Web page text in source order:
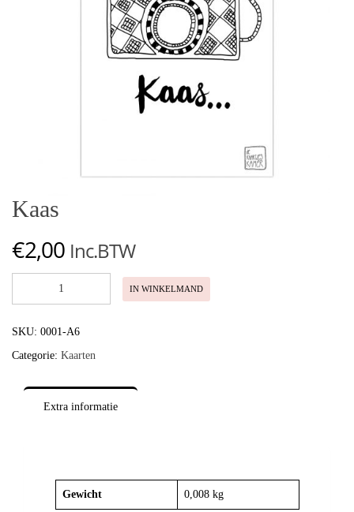
Kaas
€2,00 Inc.BTW
IN WINKELMAND
SKU: 0001-A6
Categorie: Kaarten
Extra informatie
Gewicht 0,008 kg